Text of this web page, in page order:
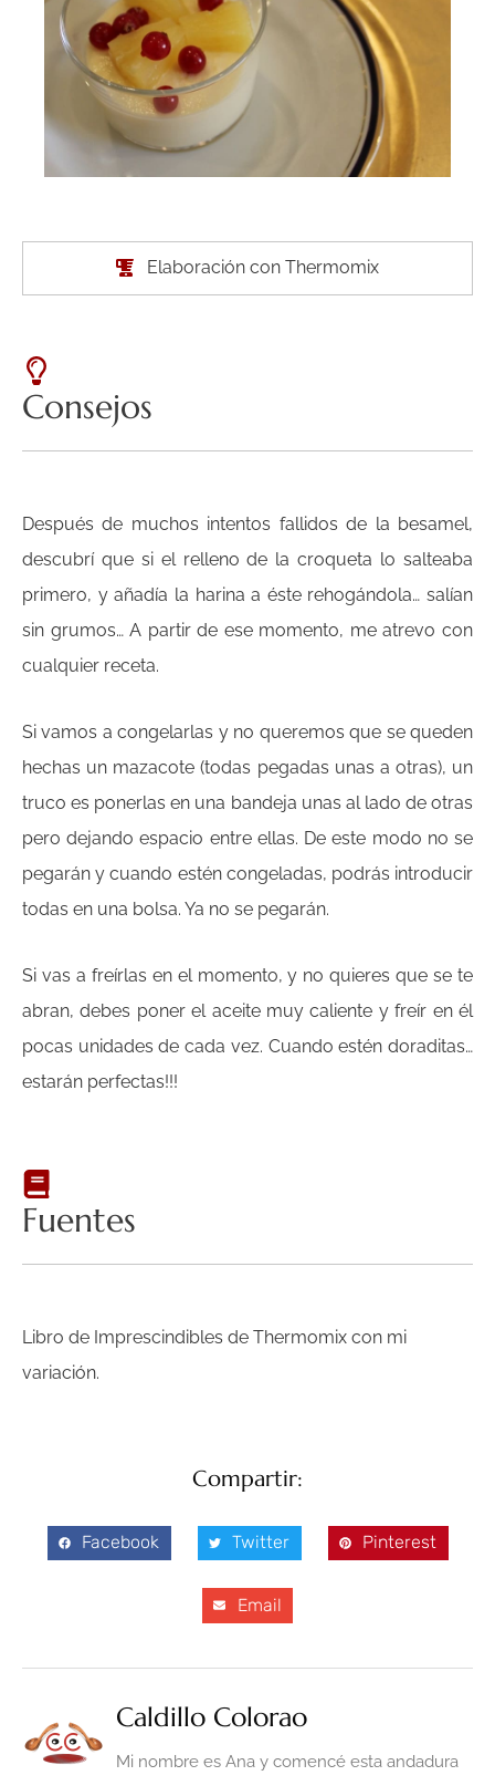
Elaboración con Thermomix
Consejos
Después de muchos intentos fallidos de la besamel,
descubrí que si el relleno de la croqueta lo salteaba
primero, y añadía la harina a éste rehogándola… salían
sin grumos… A partir de ese momento, me atrevo con
cualquier receta.
Si vamos a congelarlas y no queremos que se queden
hechas un mazacote (todas pegadas unas a otras), un
truco es ponerlas en una bandeja unas al lado de otras
pero dejando espacio entre ellas. De este modo no se
pegarán y cuando estén congeladas, podrás introducir
todas en una bolsa. Ya no se pegarán.
Si vas a freírlas en el momento, y no quieres que se te
abran, debes poner el aceite muy caliente y freír en él
pocas unidades de cada vez. Cuando estén doraditas…
estarán perfectas!!!
Fuentes
Libro de Imprescindibles de Thermomix con mi
variación.
Compartir:
Facebook Twitter Pinterest
Email
Caldillo Colorao
Mi nombre es Ana y comencé esta andadura